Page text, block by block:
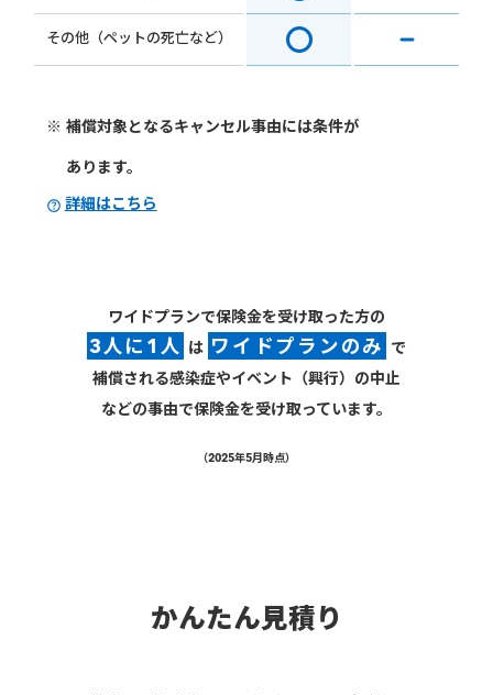
その他（ペットの死亡など）
※ 補償対象となるキャンセル事由には条件が
あります。
詳細はこちら
ワイドプランで保険金を受け取った方の
3人に1人 は ワイドプランのみ
で
補償される感染症やイベント（興行）の中止
などの事由で保険金を受け取っています。
（2025年5月時点）
かんたん見積り